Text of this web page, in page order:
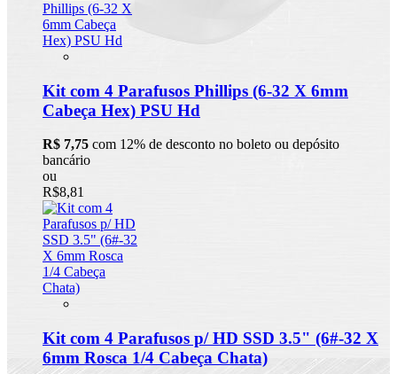
Kit com 4 Parafusos Phillips (6-32 X 6mm
Cabeça Hex) PSU Hd
R$ 7,75 com 12% de desconto no boleto ou depósito
bancário
ou
R$8,81
Kit com 4 Parafusos p/ HD SSD 3.5" (6#-32 X
6mm Rosca 1/4 Cabeça Chata)